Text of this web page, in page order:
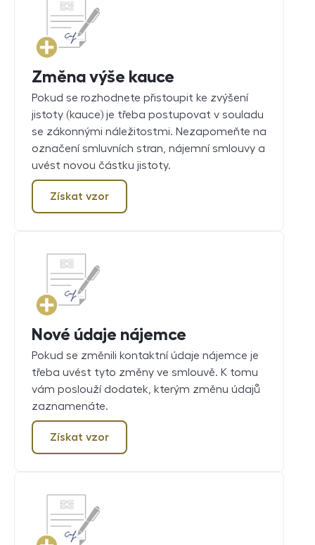
Změna výše kauce
Pokud se rozhodnete přistoupit ke zvýšení
jistoty (kauce) je třeba postupovat v souladu
se zákonnými náležitostmi. Nezapomeňte na
označení smluvních stran, nájemní smlouvy a
uvést novou částku jistoty.
Získat vzor
Nové údaje nájemce
Pokud se změnili kontaktní údaje nájemce je
třeba uvést tyto změny ve smlouvě. K tomu
vám poslouží dodatek, kterým změnu údajů
zaznamenáte.
Získat vzor